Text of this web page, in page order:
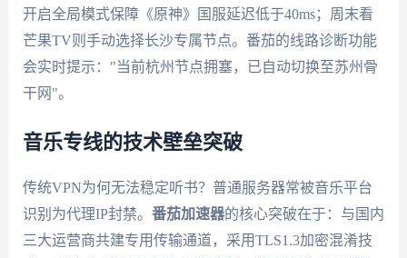
开启全局模式保障《原神》国服延迟低于40ms；周末看
芒果TV则手动选择长沙专属节点。番茄的线路诊断功能
会实时提示："当前杭州节点拥塞，已自动切换至苏州骨
干网"。
音乐专线的技术壁垒突破
传统VPN为何无法稳定听书？普通服务器常被音乐平台
识别为代理IP封禁。 番茄加速器的核心突破在于：与国内
三大运营商共建专用传输通道，采用TLS1.3加密混淆技